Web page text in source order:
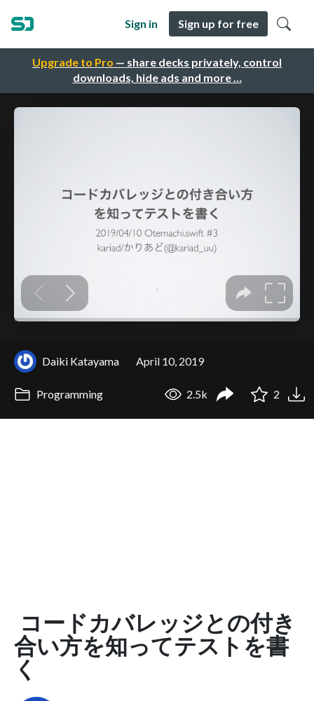
Upgrade to Pro — share decks privately, control
downloads, hide ads and more …
Sign in Sign up for free
Daiki Katayama April 10, 2019
Programming 2.5k 2
コードカバレッジとの付き
合い方を知ってテストを書
く